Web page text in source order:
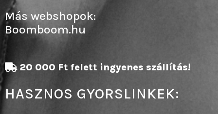
20 000 Ft felett ingyenes szállítás!
HASZNOS GYORSLINKEK:
Más webshopok:
Boomboom.hu